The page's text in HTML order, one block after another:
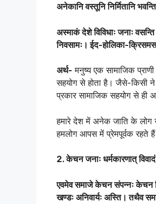
अनेकानि वस्तूनि निर्मितानि
अस्माकं देशे विविधाः जनाः
निवसामः। ईद-होलिका-
अर्थ- मनुष्य एक सामाजिक
सहयोग से होता है। जैसे-किसी ने
प्रकार सामाजिक सहयोग से ही
हमारे देश में अनेक जाति के लोग
हमलोग आपस में प्रेमपूर्वक रहते
2. केचन जनाः धर्मकारणात् विवादं
एवमेव समाजे केचन संपन्नः केचन
खण्डः अनिवार्यः अस्ति। तथैव